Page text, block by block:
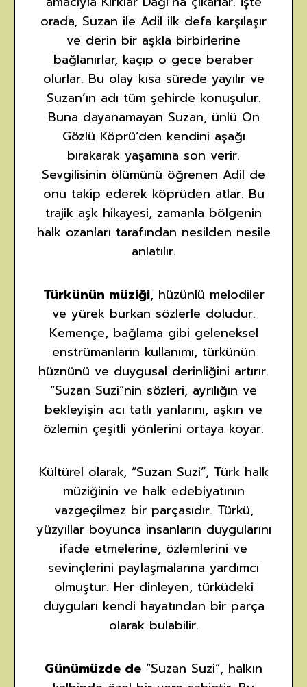
orada, Suzan ile Adil ilk defa karşılaşır
ve derin bir aşkla birbirlerine
bağlanırlar, kaçıp o gece beraber
olurlar. Bu olay kısa sürede yayılır ve
Suzan’ın adı tüm şehirde konuşulur.
Buna dayanamayan Suzan, ünlü On
Gözlü Köprü’den kendini aşağı
bırakarak yaşamına son verir.
Sevgilisinin ölümünü öğrenen Adil de
onu takip ederek köprüden atlar. Bu
trajik aşk hikayesi, zamanla bölgenin
halk ozanları tarafından nesilden nesile
anlatılır.
Türkünün müziği, hüzünlü melodiler
ve yürek burkan sözlerle doludur.
Kemençe, bağlama gibi geleneksel
enstrümanların kullanımı, türkünün
hüznünü ve duygusal derinliğini artırır.
“Suzan Suzi”nin sözleri, ayrılığın ve
bekleyişin acı tatlı yanlarını, aşkın ve
özlemin çeşitli yönlerini ortaya koyar.
Kültürel olarak, “Suzan Suzi”, Türk halk
müziğinin ve halk edebiyatının
vazgeçilmez bir parçasıdır. Türkü,
yüzyıllar boyunca insanların duygularını
ifade etmelerine, özlemlerini ve
sevinçlerini paylaşmalarına yardımcı
olmuştur. Her dinleyen, türküdeki
duyguları kendi hayatından bir parça
olarak bulabilir.
Günümüzde de “Suzan Suzi”, halkın